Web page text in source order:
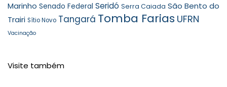
Marinho Senado Federal Seridó Serra Caiada São Bento do
Trairi Sítio Novo Tangará Tomba Farias UFRN
Vacinação
Visite também